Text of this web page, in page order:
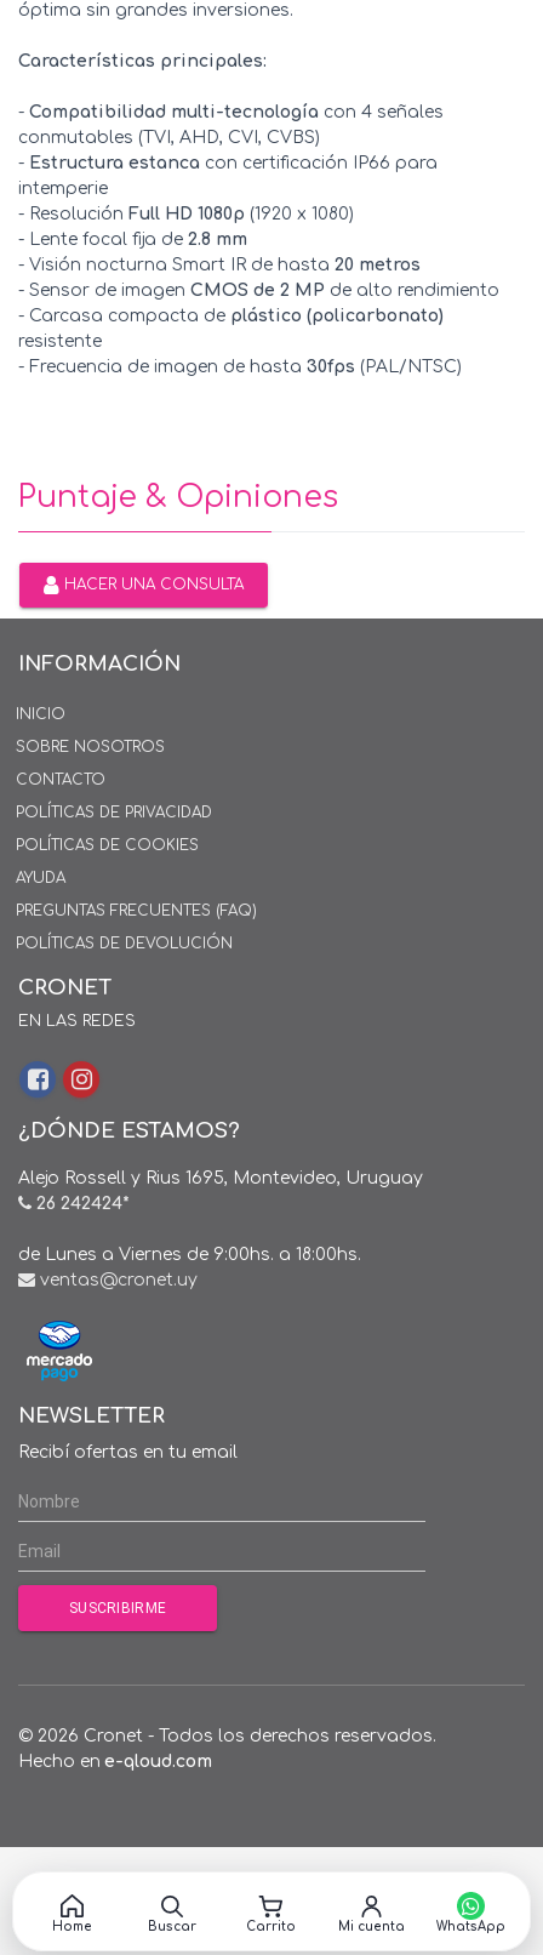
óptima sin grandes inversiones.
Características principales:
- Compatibilidad multi-tecnología con 4 señales
conmutables (TVI, AHD, CVI, CVBS)
- Estructura estanca con certificación IP66 para
intemperie
- Resolución Full HD 1080p (1920 x 1080)
- Lente focal fija de 2.8 mm
- Visión nocturna Smart IR de hasta 20 metros
- Sensor de imagen CMOS de 2 MP de alto rendimiento
- Carcasa compacta de plástico (policarbonato)
resistente
- Frecuencia de imagen de hasta 30fps (PAL/NTSC)
Puntaje & Opiniones
HACER UNA CONSULTA
INFORMACIÓN
INICIO
SOBRE NOSOTROS
CONTACTO
POLÍTICAS DE PRIVACIDAD
POLÍTICAS DE COOKIES
AYUDA
PREGUNTAS FRECUENTES (FAQ)
POLÍTICAS DE DEVOLUCIÓN
CRONET
EN LAS REDES
¿DÓNDE ESTAMOS?
Alejo Rossell y Rius 1695, Montevideo, Uruguay
26 242424*
de Lunes a Viernes de 9:00hs. a 18:00hs.
ventas@cronet.uy
NEWSLETTER
Recibí ofertas en tu email
© 2026 Cronet - Todos los derechos reservados.
Hecho en e-qloud.com
Home Buscar Carrito Mi cuenta